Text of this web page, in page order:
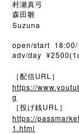
村瀬真弓
森田雛
Suzuna
open/start 18:00/
adv/day ¥2500(
［配信URL ］
https://
g
［投げ銭URL ］
https://
1.html